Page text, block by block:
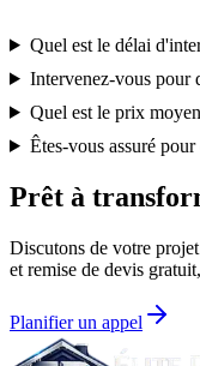
Quel est le délai
Intervenez-vous pour
Quel est le prix
Êtes-vous assuré
Prêt à
Discutons de votre
et remise de devis
Planifier un appel